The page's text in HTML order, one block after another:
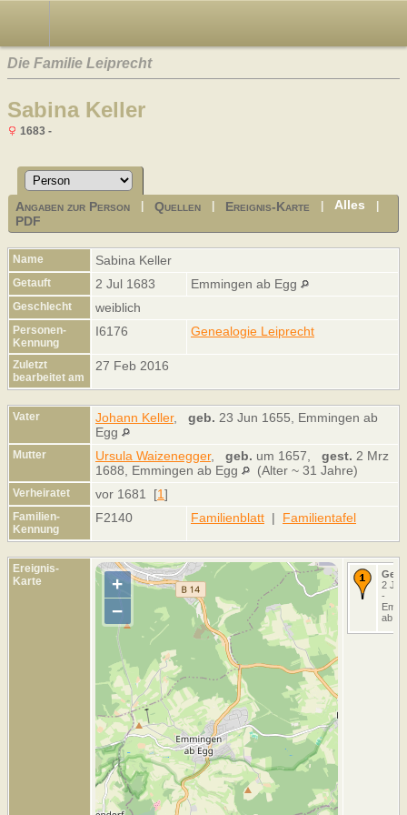
Die Familie Leiprecht
Sabina Keller
1683 -
Angaben zur Person |Quellen Ereignis-Karte |Alles
PDF
Name Sabina Keller
Getauft 2 Jul 1683 Emmingen ab Egg
Geschlecht weiblich
Personen-
Kennung
I6176 Genealogie Leiprecht
Zuletzt
bearbeitet am
27 Feb 2016
Vater Johann Keller, geb. 23 Jun 1655, Emmingen ab
Egg
Mutter Ursula Waizenegger, geb. um 1657, gest. 2 Mrz
1688, Emmingen ab Egg
(Alter ~ 31 Jahre)
Verheiratet vor 1681 [1]
Familien-
Kennung
F2140 Familienblatt | Familientafel
Ereignis-
Karte
+
−
2 Jul
-
ab